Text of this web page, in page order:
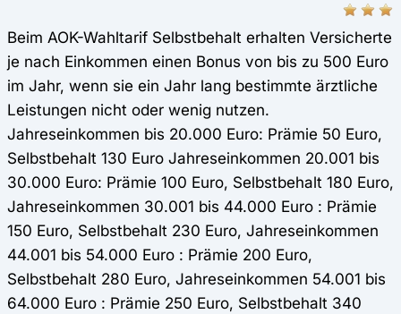
Beim AOK-Wahltarif Selbstbehalt erhalten Versicherte
je nach Einkommen einen Bonus von bis zu 500 Euro
im Jahr, wenn sie ein Jahr lang bestimmte ärztliche
Leistungen nicht oder wenig nutzen.
Jahreseinkommen bis 20.000 Euro: Prämie 50 Euro,
Selbstbehalt 130 Euro Jahreseinkommen 20.001 bis
30.000 Euro: Prämie 100 Euro, Selbstbehalt 180 Euro,
Jahreseinkommen 30.001 bis 44.000 Euro : Prämie
150 Euro, Selbstbehalt 230 Euro, Jahreseinkommen
44.001 bis 54.000 Euro : Prämie 200 Euro,
Selbstbehalt 280 Euro, Jahreseinkommen 54.001 bis
64.000 Euro : Prämie 250 Euro, Selbstbehalt 340